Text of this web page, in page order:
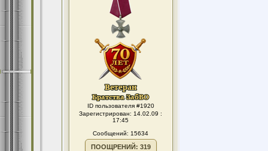
ID пользователя #1920
Зарегистрирован: 14.02.09 :
17:45
Сообщений: 15634
ПООЩРЕНИЙ: 319